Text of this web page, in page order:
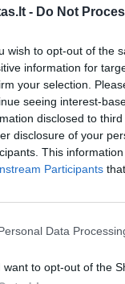
- Do Not
wish to opt-out of the
information for
your selection.
seeing interest-
disclosed to
disclosure of your
This
Participants
Data
want to opt-out of the